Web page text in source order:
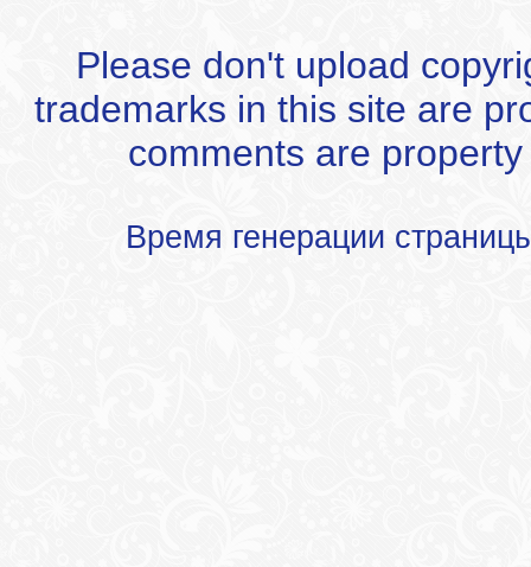
Please don't upload
trademarks in this site are
comments are
Время генерации